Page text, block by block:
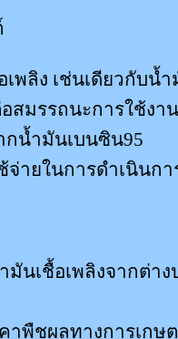
เพลิง เช่นเดียวกับน้
สมรรถนะการใช้งา
กน้ำมันเบนซิน95
จ่ายในการดำเนินก
มันเชื้อเพลิงจากต่า
าพืชผลทางการเกษ